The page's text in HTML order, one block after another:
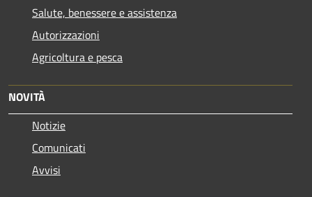
Salute, benessere e assistenza
Autorizzazioni
Agricoltura e pesca
NOVITÀ
Notizie
Comunicati
Avvisi